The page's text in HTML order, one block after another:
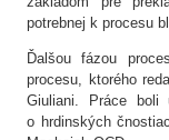
potrebnej k procesu
Ďalšou fázou
procesu, ktorého
Giuliani. Práce boli
o hrdinských